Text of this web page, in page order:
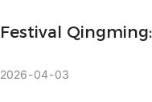
Festival
2026 04 03